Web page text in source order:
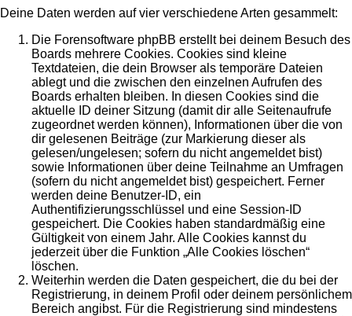
Deine Daten werden auf vier verschiedene Arten gesammelt:
Die Forensoftware phpBB erstellt bei deinem Besuch des
Boards mehrere Cookies. Cookies sind kleine
Textdateien, die dein Browser als temporäre Dateien
ablegt und die zwischen den einzelnen Aufrufen des
Boards erhalten bleiben. In diesen Cookies sind die
aktuelle ID deiner Sitzung (damit dir alle Seitenaufrufe
zugeordnet werden können), Informationen über die von
dir gelesenen Beiträge (zur Markierung dieser als
gelesen/ungelesen; sofern du nicht angemeldet bist)
sowie Informationen über deine Teilnahme an Umfragen
(sofern du nicht angemeldet bist) gespeichert. Ferner
werden deine Benutzer-ID, ein
Authentifizierungsschlüssel und eine Session-ID
gespeichert. Die Cookies haben standardmäßig eine
Gültigkeit von einem Jahr. Alle Cookies kannst du
jederzeit über die Funktion „Alle Cookies löschen“
löschen.
Weiterhin werden die Daten gespeichert, die du bei der
Registrierung, in deinem Profil oder deinem persönlichem
Bereich angibst. Für die Registrierung sind mindestens